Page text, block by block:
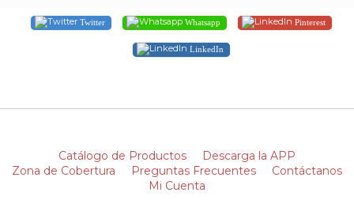
Twitter Whatsapp Pinterest
LinkedIn
Catálogo de Productos
Descarga la APP
Zona de Cobertura
Preguntas Frecuentes
Contáctanos
Mi Cuenta